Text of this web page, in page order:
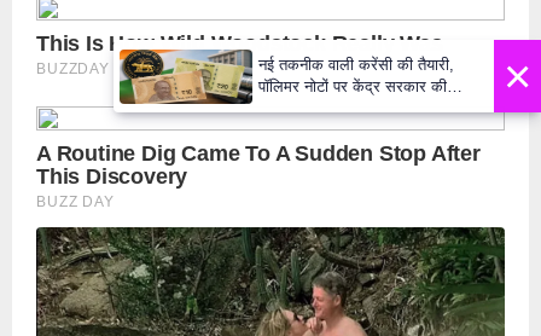
×
नई तकनीक वाली करेंसी की तैयारी,
पॉलिमर नोटों पर केंद्र सरकार की
मुहर,जल्द बाजार में दिखेंगे प्लास्टिक के
₹10 और ₹20 के नोट - Daily Lok
Manch PM Modi U